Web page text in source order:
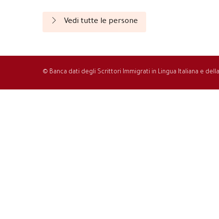
Vedi tutte le persone
© Banca dati degli Scrittori Immigrati in Lingua Italiana e